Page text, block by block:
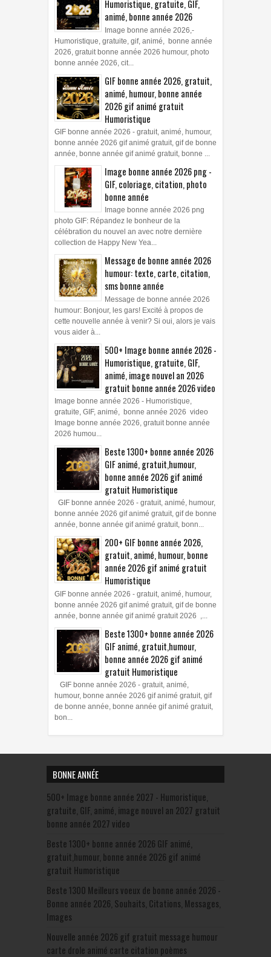
Humoristique, gratuite, GIF,
animé, bonne année 2026
Image bonne année 2026,-
Humoristique, gratuite, gif, animé, bonne année
2026, gratuit bonne année 2026 humour, photo
bonne année 2026, cit...
GIF bonne année 2026, gratuit,
animé, humour, bonne année
2026 gif animé gratuit
Humoristique
GIF bonne année 2026 - gratuit, animé, humour,
bonne année 2026 gif animé gratuit, gif de bonne
année, bonne année gif animé gratuit, bonne ...
Image bonne année 2026 png -
GIF, coloriage, citation, photo
bonne année
Image bonne année 2026 png
photo GIF: Répandez le bonheur de la
célébration du nouvel an avec notre dernière
collection de Happy New Yea...
Message de bonne année 2026
humour: texte, carte, citation,
sms bonne année
Message de bonne année 2026
humour: Bonjour, les gars! Excité à propos de
cette nouvelle année à venir? Si oui, alors je vais
vous aider à...
500+ Image bonne année 2026 -
Humoristique, gratuite, GIF,
animé, image nouvel an 2026
gratuit bonne année 2026 video
Image bonne année 2026 - Humoristique,
gratuite, GIF, animé, bonne année 2026 video
Image bonne année 2026, gratuit bonne année
2026 humou...
Beste 1300+ bonne année 2026
GIF animé, gratuit,humour,
bonne année 2026 gif animé
gratuit Humoristique
GIF bonne année 2026 - gratuit, animé, humour,
bonne année 2026 gif animé gratuit, gif de bonne
année, bonne année gif animé gratuit, bonn...
200+ GIF bonne année 2026,
gratuit, animé, humour, bonne
année 2026 gif animé gratuit
Humoristique
GIF bonne année 2026 - gratuit, animé, humour,
bonne année 2026 gif animé gratuit, gif de bonne
année, bonne année gif animé gratuit 2026 ,...
Beste 1300+ bonne année 2026
GIF animé, gratuit,humour,
bonne année 2026 gif animé
gratuit Humoristique
GIF bonne année 2026 - gratuit, animé,
humour, bonne année 2026 gif animé gratuit, gif
de bonne année, bonne année gif animé gratuit,
bon...
BONNE ANNÉE
500+ Image bonne année 2027 - Humoristique,
gratuite, GIF, animé, image nouvel an 2027 gratuit
bonne année 2027 video
Beste 1300+ bonne année 2026 GIF animé,
gratuit,humour, bonne année 2026 gif animé
gratuit Humoristique
Beste 1300 Meilleurs voeux de bonne année 2026 -
Bonne année 2026, Souhaits, Citations, Messages,
Images
Nouvelle année 2026 gif gratuit message humour
carte drole animé carte citation poèmes